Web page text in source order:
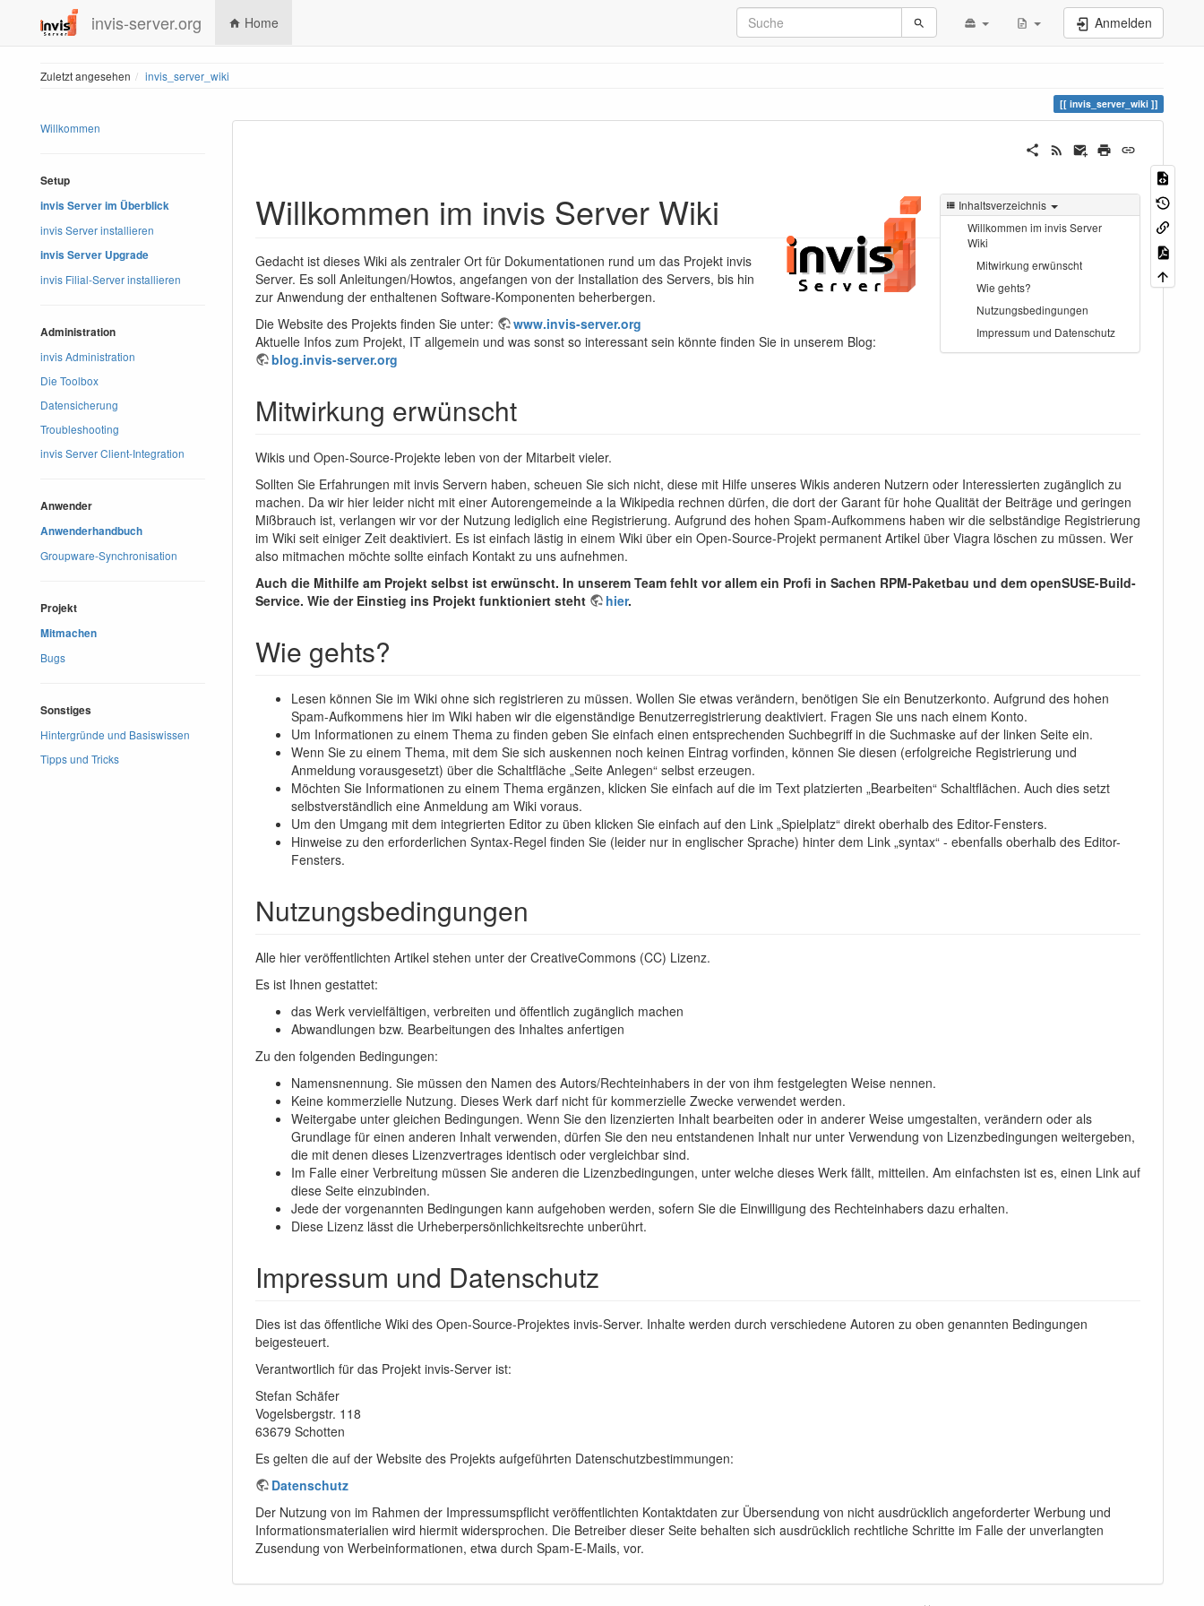
invis-server.org Home Anmelden
Zuletzt angesehen invis_server_wiki
invis_server_wiki
Willkommen
Setup
invis Server im Überblick
invis Server installieren
invis Server Upgrade
invis Filial-Server installieren
Administration
invis Administration
Die Toolbox
Datensicherung
Troubleshooting
invis Server Client-Integration
Anwender
Anwenderhandbuch
Groupware-Synchronisation
Projekt
Mitmachen
Bugs
Sonstiges
Hintergründe und Basiswissen
Tipps und Tricks
Inhaltsverzeichnis
Willkommen im invis Server
Wiki
Mitwirkung erwünscht
Wie gehts?
Nutzungsbedingungen
Impressum und Datenschutz
Willkommen im invis Server Wiki
Gedacht ist dieses Wiki als zentraler Ort für Dokumentationen rund um das Projekt invis
Server. Es soll Anleitungen/Howtos, angefangen von der Installation des Servers, bis hin
zur Anwendung der enthaltenen Software-Komponenten beherbergen.
Die Website des Projekts finden Sie unter:
www.invis-server.org
Aktuelle Infos zum Projekt, IT allgemein und was sonst so interessant sein könnte finden Sie in unserem Blog:
blog.invis-server.org
Mitwirkung erwünscht
Wikis und Open-Source-Projekte leben von der Mitarbeit vieler.
Sollten Sie Erfahrungen mit invis Servern haben, scheuen Sie sich nicht, diese mit Hilfe unseres Wikis anderen Nutzern oder Interessierten zugänglich zu
machen. Da wir hier leider nicht mit einer Autorengemeinde a la Wikipedia rechnen dürfen, die dort der Garant für hohe Qualität der Beiträge und geringen
Mißbrauch ist, verlangen wir vor der Nutzung lediglich eine Registrierung. Aufgrund des hohen Spam-Aufkommens haben wir die selbständige Registrierung
im Wiki seit einiger Zeit deaktiviert. Es ist einfach lästig in einem Wiki über ein Open-Source-Projekt permanent Artikel über Viagra löschen zu müssen. Wer
also mitmachen möchte sollte einfach Kontakt zu uns aufnehmen.
Auch die Mithilfe am Projekt selbst ist erwünscht. In unserem Team fehlt vor allem ein Profi in Sachen RPM-Paketbau und dem openSUSE-Build-
Service. Wie der Einstieg ins Projekt funktioniert steht
hier.
Wie gehts?
Lesen können Sie im Wiki ohne sich registrieren zu müssen. Wollen Sie etwas verändern, benötigen Sie ein Benutzerkonto. Aufgrund des hohen
Spam-Aufkommens hier im Wiki haben wir die eigenständige Benutzerregistrierung deaktiviert. Fragen Sie uns nach einem Konto.
Um Informationen zu einem Thema zu finden geben Sie einfach einen entsprechenden Suchbegriff in die Suchmaske auf der linken Seite ein.
Wenn Sie zu einem Thema, mit dem Sie sich auskennen noch keinen Eintrag vorfinden, können Sie diesen (erfolgreiche Registrierung und
Anmeldung vorausgesetzt) über die Schaltfläche „Seite Anlegen“ selbst erzeugen.
Möchten Sie Informationen zu einem Thema ergänzen, klicken Sie einfach auf die im Text platzierten „Bearbeiten“ Schaltflächen. Auch dies setzt
selbstverständlich eine Anmeldung am Wiki voraus.
Um den Umgang mit dem integrierten Editor zu üben klicken Sie einfach auf den Link „Spielplatz“ direkt oberhalb des Editor-Fensters.
Hinweise zu den erforderlichen Syntax-Regel finden Sie (leider nur in englischer Sprache) hinter dem Link „syntax“ - ebenfalls oberhalb des Editor-
Fensters.
Nutzungsbedingungen
Alle hier veröffentlichten Artikel stehen unter der CreativeCommons (CC) Lizenz.
Es ist Ihnen gestattet:
das Werk vervielfältigen, verbreiten und öffentlich zugänglich machen
Abwandlungen bzw. Bearbeitungen des Inhaltes anfertigen
Zu den folgenden Bedingungen:
Namensnennung. Sie müssen den Namen des Autors/Rechteinhabers in der von ihm festgelegten Weise nennen.
Keine kommerzielle Nutzung. Dieses Werk darf nicht für kommerzielle Zwecke verwendet werden.
Weitergabe unter gleichen Bedingungen. Wenn Sie den lizenzierten Inhalt bearbeiten oder in anderer Weise umgestalten, verändern oder als
Grundlage für einen anderen Inhalt verwenden, dürfen Sie den neu entstandenen Inhalt nur unter Verwendung von Lizenzbedingungen weitergeben,
die mit denen dieses Lizenzvertrages identisch oder vergleichbar sind.
Im Falle einer Verbreitung müssen Sie anderen die Lizenzbedingungen, unter welche dieses Werk fällt, mitteilen. Am einfachsten ist es, einen Link auf
diese Seite einzubinden.
Jede der vorgenannten Bedingungen kann aufgehoben werden, sofern Sie die Einwilligung des Rechteinhabers dazu erhalten.
Diese Lizenz lässt die Urheberpersönlichkeitsrechte unberührt.
Impressum und Datenschutz
Dies ist das öffentliche Wiki des Open-Source-Projektes invis-Server. Inhalte werden durch verschiedene Autoren zu oben genannten Bedingungen
beigesteuert.
Verantwortlich für das Projekt invis-Server ist:
Stefan Schäfer
Vogelsbergstr. 118
63679 Schotten
Es gelten die auf der Website des Projekts aufgeführten Datenschutzbestimmungen:
Datenschutz
Der Nutzung von im Rahmen der Impressumspflicht veröffentlichten Kontaktdaten zur Übersendung von nicht ausdrücklich angeforderter Werbung und
Informationsmaterialien wird hiermit widersprochen. Die Betreiber dieser Seite behalten sich ausdrücklich rechtliche Schritte im Falle der unverlangten
Zusendung von Werbeinformationen, etwa durch Spam-E-Mails, vor.